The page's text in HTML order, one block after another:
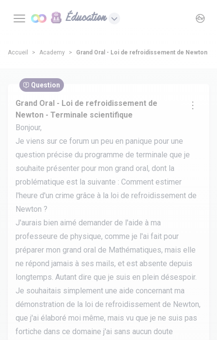
Éducation
Accueil Academy Grand Oral - Loi de refroidissement de Newton -
Question
Grand Oral - Loi de refroidissement de
Newton - Terminale scientifique
Bonjour,
Je viens sur ce forum un peu en panique pour une
question précise du programme de terminale que je
souhaite présenter pour mon grand oral, dont la
problématique est la suivante : Comment estimer
l'heure d'un crime grâce à la loi de refroidissement de
Newton ?
J'aurais bien aimé demander de l'aide à ma
professeure de physique, comme je l'ai fait pour
préparer mon grand oral de Mathématiques, mais elle
ne répond jamais à ses mails, et est absente depuis
longtemps. Autant dire que je suis en plein désespoir.
Je souhaitais simplement une aide concernant ma
démonstration de la loi de refroidissement de Newton,
que j'ai élaboré moi même, mais vu que je ne suis pas
fortiche dans ce domaine j'ai sans aucun doute